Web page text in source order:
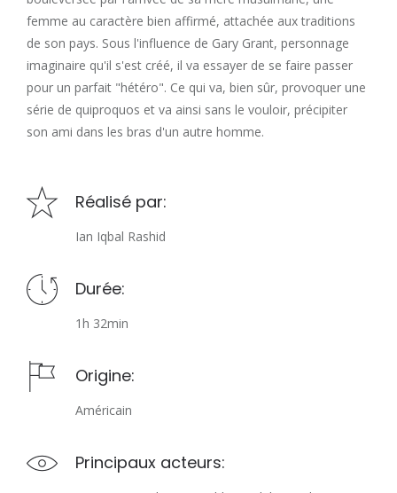
femme au caractère bien affirmé, attachée aux traditions
de son pays. Sous l'influence de Gary Grant, personnage
imaginaire qu'il s'est créé, il va essayer de se faire passer
pour un parfait "hétéro". Ce qui va, bien sûr, provoquer une
série de quiproquos et va ainsi sans le vouloir, précipiter
son ami dans les bras d'un autre homme.
Réalisé par:
Ian Iqbal Rashid
Durée:
1h 32min
Origine:
Américain
Principaux acteurs: